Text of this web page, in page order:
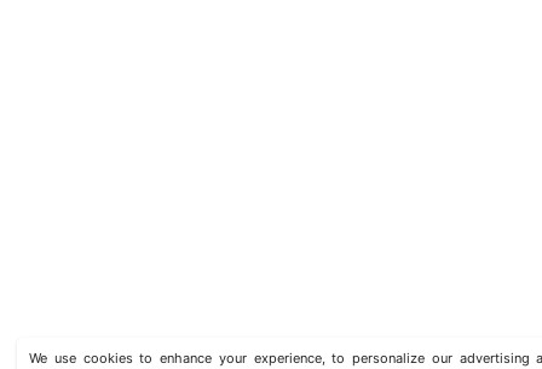
We use cookies to enhance your experience, to personalize our advertising